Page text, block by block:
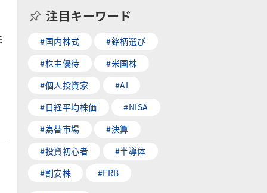
注目キーワード
#国内株式
#銘柄選び
#株主優待
#米国株
#個人投資家
#AI
#日経平均株価
#NISA
#為替市場
#決算
#投資初心者
#半導体
#割安株
#FRB